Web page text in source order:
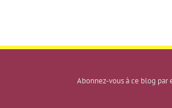
Abonnez-vous à ce blog par